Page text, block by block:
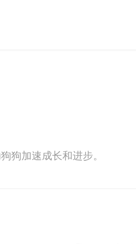
狗加速成长和进步。